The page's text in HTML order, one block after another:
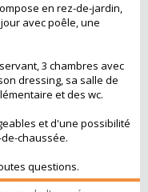
en rez-de-jardin,
avec poêle, une
3 chambres avec
dressing, sa salle de
et des wc.
et d'une possibilité
chaussée.
questions.